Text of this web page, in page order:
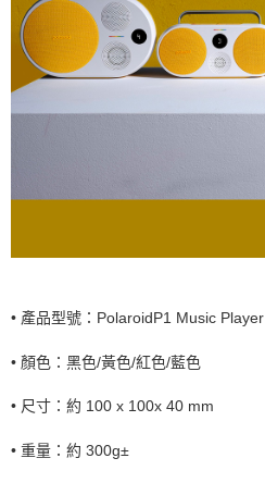
• 產品型號： PolaroidP1 Music Player
• 顏色：黑色/黃色/紅色/藍色
• 尺寸：約 100 x 100x 40 mm
• 重量：約 300g±